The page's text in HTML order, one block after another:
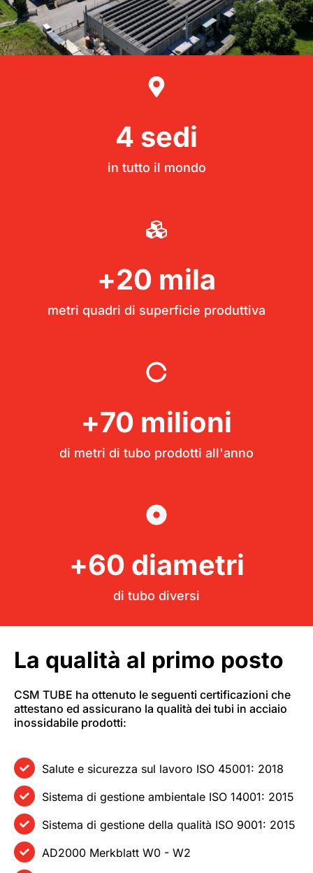
in tutto il mondo
4 sedi
metri quadri di superficie produttiva
+20 mila
di metri di tubo prodotti all'anno
+70 milioni
di tubo diversi
+60 diametri
La qualità al primo posto
CSM TUBE ha ottenuto le seguenti certificazioni che
attestano ed assicurano la qualità dei tubi in acciaio
inossidabile prodotti:
Salute e sicurezza sul lavoro ISO 45001: 2018
Sistema di gestione ambientale ISO 14001: 2015
Sistema di gestione della qualità ISO 9001: 2015
AD2000 Merkblatt W0 - W2